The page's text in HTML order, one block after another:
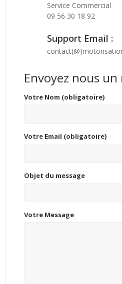
Service Commercial
09 56 30 18 92
Support Email :
Envoyez nous un
Votre Nom (obligatoire)
Votre Email (obligatoire)
Objet du message
Votre Message